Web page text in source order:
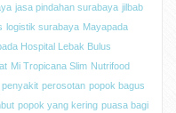
jasa pindahan surabaya jilbab
logistik surabaya Mayapada
Hospital Lebak Bulus
Mi Tropicana Slim Nutrifood
perosotan popok bagus
popok yang kering puasa bagi